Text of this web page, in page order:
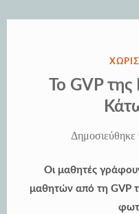
Το GVP
Δημοσιεύθηκε
Οι μαθητές
μαθητών από τη GVP